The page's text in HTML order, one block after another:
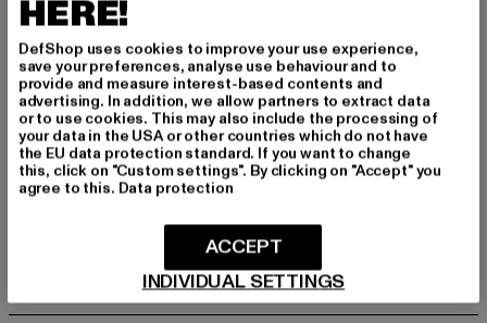
TIMBERLAND
Solar Wave LT Low
57,40 EUR
Derzeitiger Preis: 57,40 EUR
139,99 EURAktionspreis: 139,99 EUR
TIMBERLAND
73,45 EUR
Derzeitiger Preis: 73,45 EUR
149,90 EURAktionspreis:
HERE!
DefShop uses cookies to improve your use experience,
save your preferences, analyse use behaviour and to
provide and measure interest-based contents and
advertising. In addition, we allow partners to extract data
or to use cookies. This may also include the processing of
your data in the USA or other countries which do not have
the EU data protection standard. If you want to change
this, click on "Custom settings". By clicking on "Accept" you
agree to this. Data protection
INDIVIDUAL SETTINGS
ACCEPT